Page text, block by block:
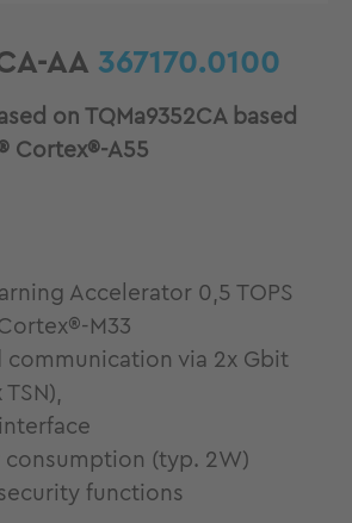
AA 367170.0100
on TQMa9352CA based
Cortex®-A55
Accelerator 0,5 TOPS
M33
communication via 2x Gbit
TSN),
consumption (typ. 2W)
functions